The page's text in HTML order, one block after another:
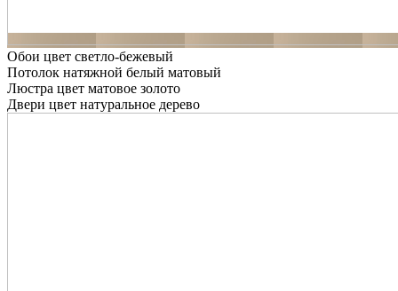
Обои цвет светло-бежевый
Потолок натяжной белый матовый
Люстра цвет матовое золото
Двери цвет натуральное дерево